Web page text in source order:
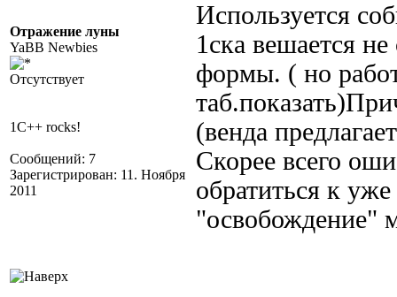
Отражение луны
YaBB Newbies
Отсутствует
1C++ rocks!
Сообщений: 7
Зарегистрирован: 11. Ноября
2011
Используется
1ска вешается
формы. ( но
(венда
Скорее всего
обратиться к
"освобождение"